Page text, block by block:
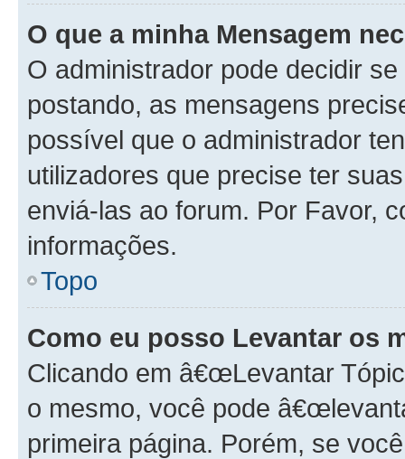
O que a minha Mensagem
O administrador pode decidir
postando, as mensagens
possível que o administrador
utilizadores que precise ter
enviá-las ao forum. Por Favor,
informações.
Topo
Como eu posso Levantar os
Clicando em â€œLevantar
o mesmo, você pode
primeira página. Porém, se